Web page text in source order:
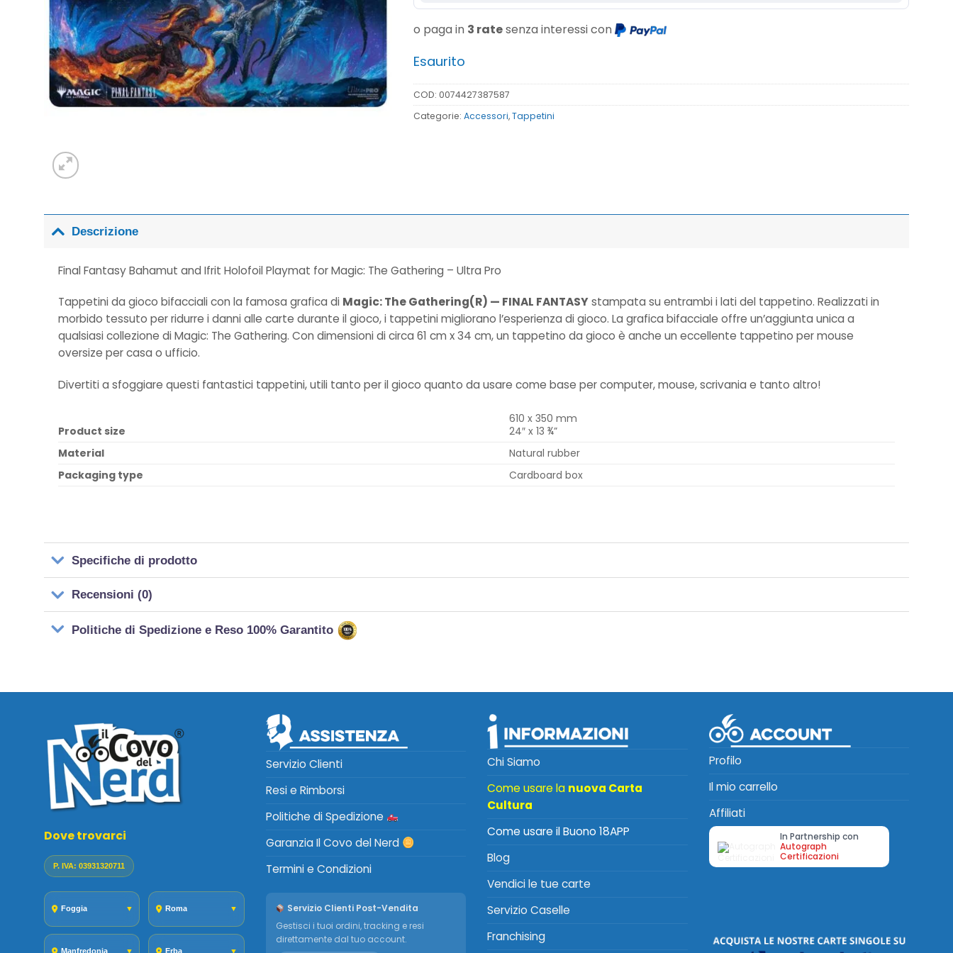
o paga in 3 ratesenza interessi con
Esaurito
COD: 0074427387587
Categorie: Accessori,Tappetini
Descrizione
Final Fantasy Bahamut and Ifrit Holofoil Playmat for Magic: The Gathering – Ultra Pro
Tappetini da gioco bifacciali con la famosa grafica di Magic: The Gathering(R) — FINAL FANTASYstampata su entrambi i lati del tappetino. Realizzati in
morbido tessuto per ridurre i danni alle carte durante il gioco, i tappetini migliorano l’esperienza di gioco. La grafica bifacciale offre un’aggiunta unica a
qualsiasi collezione di Magic: The Gathering. Con dimensioni di circa 61 cm x 34 cm, un tappetino da gioco è anche un eccellente tappetino per mouse
oversize per casa o ufficio.
Divertiti a sfoggiare questi fantastici tappetini, utili tanto per il gioco quanto da usare come base per computer, mouse, scrivania e tanto altro!
Product size
610 x 350 mm
24″ x 13 ¾”
Material
Natural rubber
Packaging type
Cardboard box
Specifiche di prodotto
Recensioni (0)
Politiche di Spedizione e Reso 100% Garantito
Dove trovarci
P. IVA: 03931320711
Foggia ▼ Roma ▼
Manfredonia ▼ Erba ▼
Servizio Clienti
Resi e Rimborsi
Politiche di Spedizione
Garanzia Il Covo del Nerd
Termini e Condizioni
Servizio Clienti Post-Vendita
Gestisci i tuoi ordini, tracking e resi
direttamente dal tuo account.
Chi Siamo
Come usare la nuova Carta
Cultura
Come usare il Buono 18APP
Blog
Vendici le tue carte
Servizio Caselle
Franchising
Profilo
Il mio carrello
Affiliati
In Partnership con
Autograph
Certificazioni